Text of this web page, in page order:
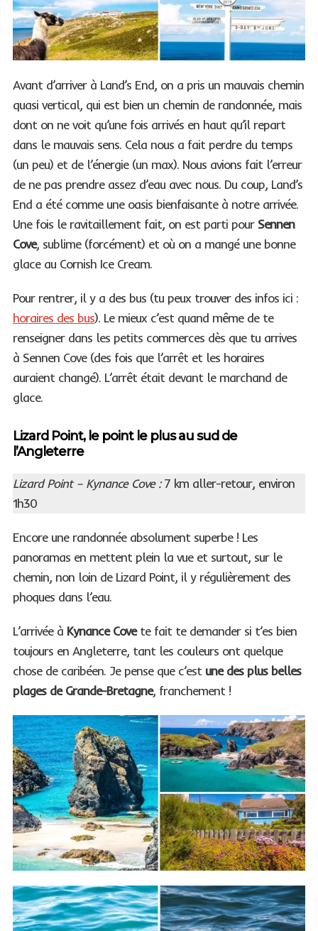
Avant d’arriver à Land’s End, on a pris un mauvais chemin
quasi vertical, qui est bien un chemin de randonnée, mais
dont on ne voit qu’une fois arrivés en haut qu’il repart
dans le mauvais sens. Cela nous a fait perdre du temps
(un peu) et de l’énergie (un max). Nous avions fait l’erreur
de ne pas prendre assez d’eau avec nous. Du coup, Land’s
End a été comme une oasis bienfaisante à notre arrivée.
Une fois le ravitaillement fait, on est parti pour Sennen
Cove, sublime (forcément) et où on a mangé une bonne
glace au Cornish Ice Cream.
Pour rentrer, il y a des bus (tu peux trouver des infos ici :
horaires des bus). Le mieux c’est quand même de te
renseigner dans les petits commerces dès que tu arrives
à Sennen Cove (des fois que l’arrêt et les horaires
auraient changé). L’arrêt était devant le marchand de
glace.
Lizard Point, le point le plus au sud de
l’Angleterre
Lizard Point – Kynance Cove :7 km aller-retour, environ
1h30
Encore une randonnée absolument superbe ! Les
panoramas en mettent plein la vue et surtout, sur le
chemin, non loin de Lizard Point, il y régulièrement des
phoques dans l’eau.
L’arrivée à Kynance Covete fait te demander si t’es bien
toujours en Angleterre, tant les couleurs ont quelque
chose de caribéen. Je pense que c’est une des plus belles
plages de Grande-Bretagne, franchement !
S
e
r
c
h
f
r